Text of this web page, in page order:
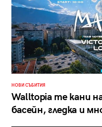
НОВИ СЪБИТИЯ
Walltopia те кани
басейн, гледка и